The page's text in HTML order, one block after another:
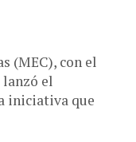
(MEC), con el
lanzó el
iniciativa que